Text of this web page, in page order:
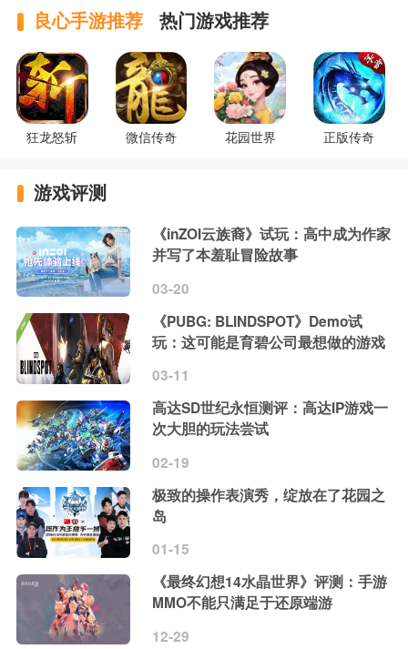
良心手游推荐 热门游戏推荐
狂龙怒斩 微信传奇 花园世界 正版传奇
游戏评测
《inZOI云族裔》试玩：高中成为作家
并写了本羞耻冒险故事
03-20
《PUBG: BLINDSPOT》Demo试
玩：这可能是育碧公司最想做的游戏
03-11
高达SD世纪永恒测评：高达IP游戏一
次大胆的玩法尝试
02-19
极致的操作表演秀，绽放在了花园之
岛
01-15
《最终幻想14水晶世界》评测：手游
MMO不能只满足于还原端游
12-29